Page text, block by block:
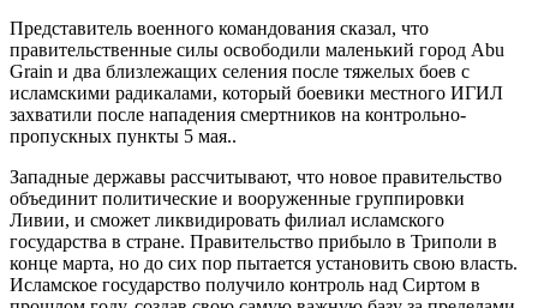
Представитель военного командования сказал, что
правительственные силы освободили маленький город Abu
Grain и два близлежащих селения после тяжелых боев с
исламскими радикалами, который боевики местного ИГИЛ
захватили после нападения смертников на контрольно-
пропускных пункты 5 мая..
Западные державы рассчитывают, что новое правительство
объединит политические и вооруженные группировки
Ливии, и сможет ликвидировать филиал исламского
государства в стране. Правительство прибыло в Триполи в
конце марта, но до сих пор пытается установить свою власть.
Исламское государство получило контроль над Сиртом в